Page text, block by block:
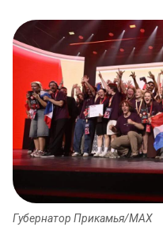
Губернатор Прикамья/МАХ